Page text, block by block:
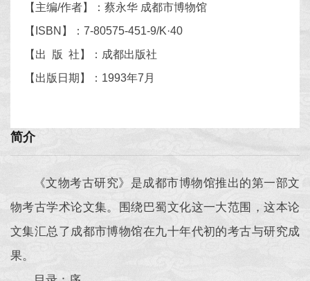
【主编/作者】：蔡永华 成都市博物馆
【ISBN】：7-80575-451-9/K·40
【出 版 社】：成都出版社
【出版日期】：1993年7月
简介
《文物考古研究》是成都市博物馆推出的第一部文
物考古学术论文集。围绕巴蜀文化这一大范围，这本论
文集汇总了成都市博物馆在九十年代初的考古与研究成
果。